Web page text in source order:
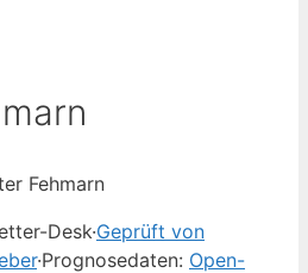
Fehmarn
Desk·Geprüft von
·Prognosedaten: Open-